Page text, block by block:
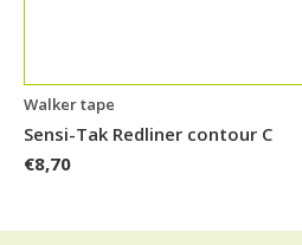
Walker tape
Sensi-Tak Redliner contour C
€8,70